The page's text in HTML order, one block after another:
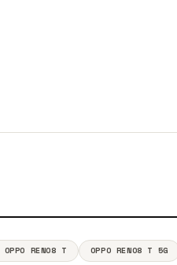
RENO8 T OPPO RENO8 T 5G